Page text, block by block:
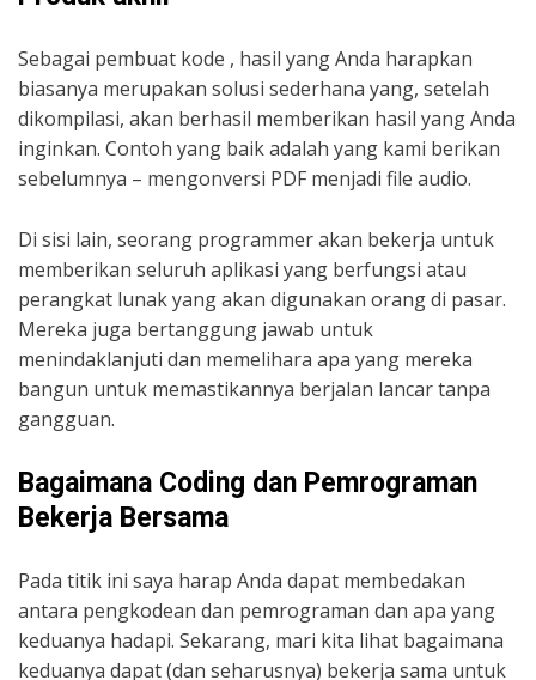
Sebagai pembuat kode , hasil yang Anda harapkan
biasanya merupakan solusi sederhana yang, setelah
dikompilasi, akan berhasil memberikan hasil yang Anda
inginkan. Contoh yang baik adalah yang kami berikan
sebelumnya – mengonversi PDF menjadi file audio.
Di sisi lain, seorang programmer akan bekerja untuk
memberikan seluruh aplikasi yang berfungsi atau
perangkat lunak yang akan digunakan orang di pasar.
Mereka juga bertanggung jawab untuk
menindaklanjuti dan memelihara apa yang mereka
bangun untuk memastikannya berjalan lancar tanpa
gangguan.
Bagaimana Coding dan Pemrograman
Bekerja Bersama
Pada titik ini saya harap Anda dapat membedakan
antara pengkodean dan pemrograman dan apa yang
keduanya hadapi. Sekarang, mari kita lihat bagaimana
keduanya dapat (dan seharusnya) bekerja sama untuk